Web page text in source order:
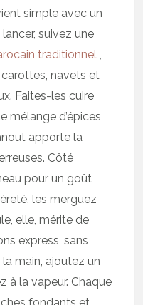
simple avec un
suivez une
traditionnel ,
navets et
Faites-les cuire
mélange d’épices
apporte la
Côté
pour un goût
les merguez
elle, mérite de
express, sans
main, ajoutez un
à la vapeur. Chaque